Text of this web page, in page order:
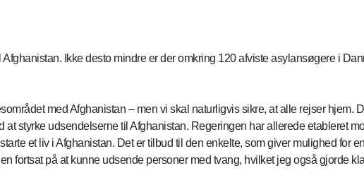
Ikke desto mindre er der omkring 120 afviste asylansøgere i
med Afghanistan – men vi skal naturligvis sikre, at alle rejser hjem.
at styrke udsendelserne til Afghanistan. Regeringen har allerede etableret
et liv i Afghanistan. Det er tilbud til den enkelte, som giver mulighed for
fortsat på at kunne udsende personer med tvang, hvilket jeg også gjorde